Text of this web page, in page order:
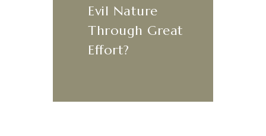
Evil Nature
Through Great
Effort?